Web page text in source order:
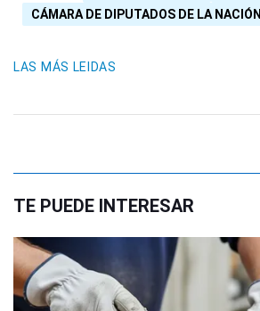
CÁMARA DE DIPUTADOS DE LA NACIÓN
LAS MÁS LEIDAS
TE PUEDE INTERESAR